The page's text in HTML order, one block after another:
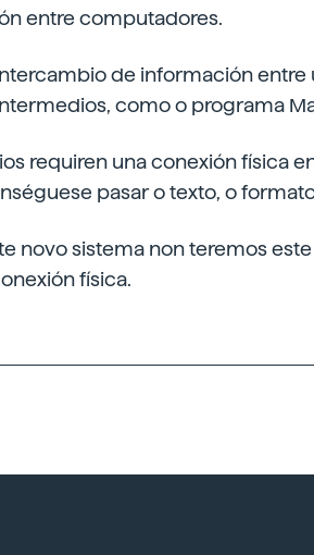
entre computadores.
de información entre
como o programa
requiren una conexión física
pasar o texto, o
novo sistema non teremos
física.